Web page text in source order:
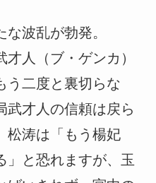
波乱が勃発。
人（ブ・ゲンカ）
う二度と裏切らな
武才人の信頼は戻ら
松涛は「もう楊妃
」と恐れますが、玉